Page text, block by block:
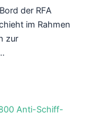
der RFA
im Rahmen
zur